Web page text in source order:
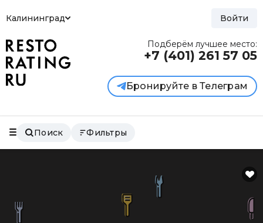
Калининград Войти
Подберём лучшее место:
+7 (401) 261 57 05
Бронируйте в Телеграм
Поиск Фильтры